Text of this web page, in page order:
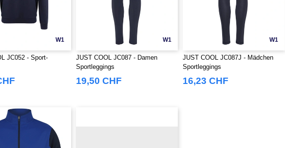
W1
JC052 - Sport-
W1
JUST COOL JC087 - Damen
Sportleggings
19,50 CHF
W1
JUST COOL JC087J - Mädchen
Sportleggings
16,23 CHF